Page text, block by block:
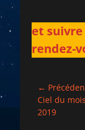
et
rendez-
de
l’article
←
Article
précédent :
Ciel du
2019